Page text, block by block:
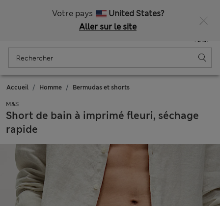
Votre pays
United States?
Aller sur le site
Panier
Accueil Homme Bermudas et shorts
M&S
Short de bain à imprimé fleuri, séchage
rapide